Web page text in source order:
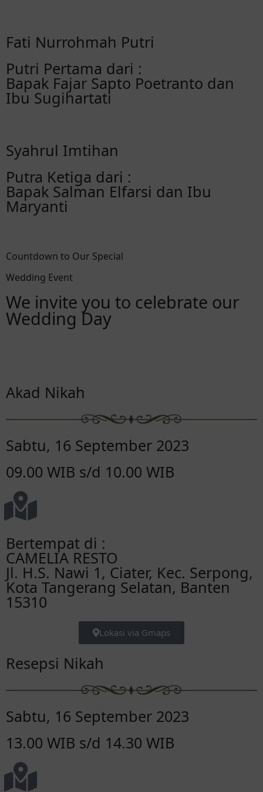
Fati Nurrohmah Putri
Putri Pertama dari :
Bapak Fajar Sapto Poetranto dan
Ibu Sugihartati
Syahrul Imtihan
Putra Ketiga dari :
Bapak Salman Elfarsi dan Ibu
Maryanti
Countdown to Our Special
Wedding Event
We invite you to celebrate our
Wedding Day
Akad Nikah
Sabtu, 16 September 2023
09.00 WIB s/d 10.00 WIB
Bertempat di :
CAMELIA RESTO
Jl. H.S. Nawi 1, Ciater, Kec. Serpong,
Kota Tangerang Selatan, Banten
15310
Lokasi via Gmaps
Resepsi Nikah
Sabtu, 16 September 2023
13.00 WIB s/d 14.30 WIB